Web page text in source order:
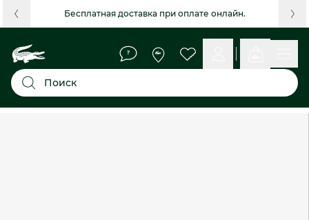
Бесплатная доставка при оплате онлайн.
Поиск